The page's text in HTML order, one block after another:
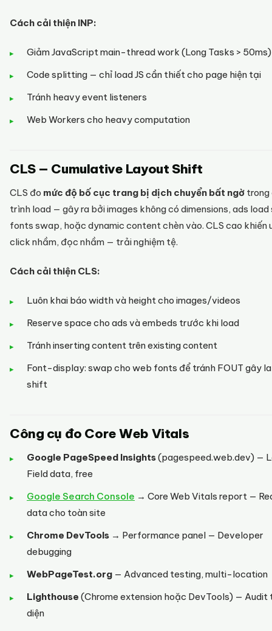
Cách cải thiện INP:
Giảm JavaScript main-thread work (Long Tasks > 50ms)
Code splitting — chỉ load JS cần thiết cho page hiện tại
Tránh heavy event listeners
Web Workers cho heavy computation
CLS — Cumulative Layout Shift
CLS đo mức độ bố cục trang bị dịch chuyển bất ngờ trong
trình load — gây ra bởi images không có dimensions, ads load
fonts swap, hoặc dynamic content chèn vào. CLS cao khiến
click nhầm, đọc nhầm — trải nghiệm tệ.
Cách cải thiện CLS:
Luôn khai báo width và height cho images/videos
Reserve space cho ads và embeds trước khi load
Tránh inserting content trên existing content
Font-display: swap cho web fonts để tránh FOUT gây
shift
Công cụ đo Core Web Vitals
Google PageSpeed Insights(pagespeed.web.dev) —
Field data, free
Google Search Console → Core Web Vitals report —
data cho toàn site
Chrome DevTools → Performance panel — Developer
debugging
WebPageTest.org — Advanced testing, multi-location
Lighthouse (Chrome extension hoặc DevTools) — Audit
diện